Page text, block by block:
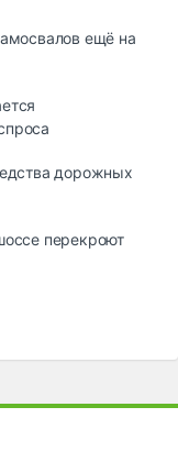
ещё на
дорожных
перекроют